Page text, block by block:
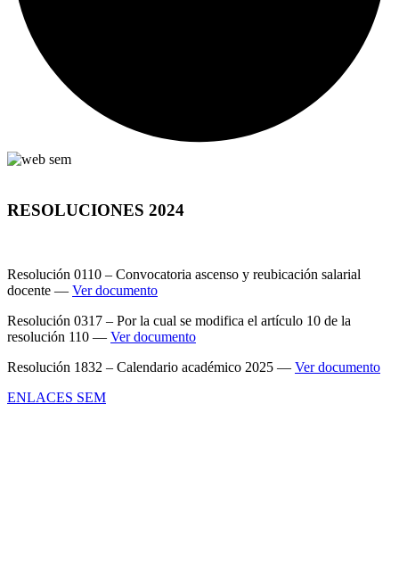
RESOLUCIONES 2024
Resolución 0110 – Convocatoria ascenso y reubicación salarial
docente — Ver documento
Resolución 0317 – Por la cual se modifica el artículo 10 de la
resolución 110 — Ver documento
Resolución 1832 – Calendario académico 2025 — Ver documento
ENLACES SEM